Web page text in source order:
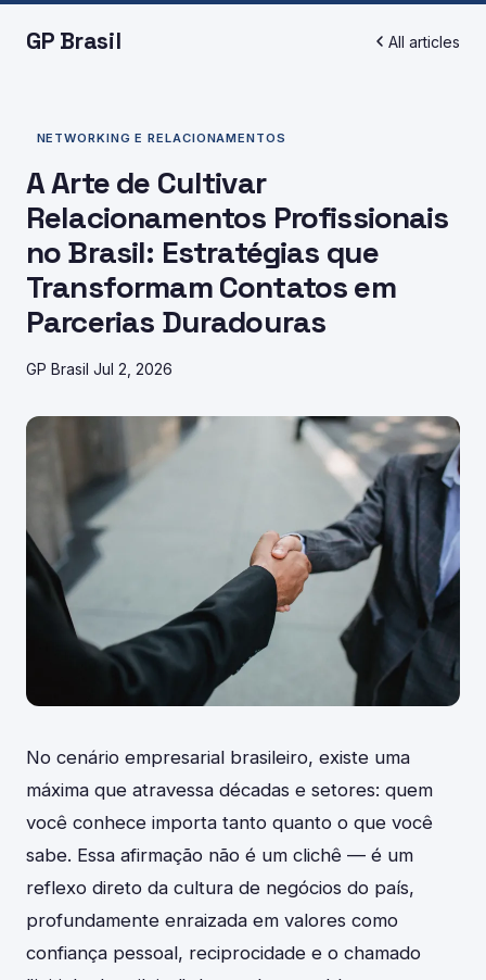
GP Brasil All articles
NETWORKING E RELACIONAMENTOS
A Arte de Cultivar
Relacionamentos Profissionais
no Brasil: Estratégias que
Transformam Contatos em
Parcerias Duradouras
GP Brasil Jul 2, 2026
No cenário empresarial brasileiro, existe uma
máxima que atravessa décadas e setores: quem
você conhece importa tanto quanto o que você
sabe. Essa afirmação não é um clichê — é um
reflexo direto da cultura de negócios do país,
profundamente enraizada em valores como
confiança pessoal, reciprocidade e o chamado